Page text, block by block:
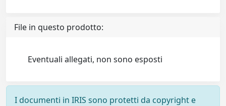
File in questo prodotto:
Eventuali allegati, non sono esposti
I documenti in IRIS sono protetti da copyright e